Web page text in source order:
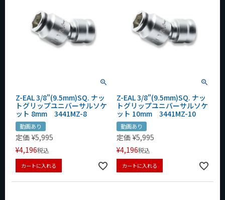
Z-EAL 3/8"(9.5mm)SQ. ナッ
トグリップユニバーサルソケ
ット 8mm 3441MZ-8
動画あり
定価 ¥5,995
¥4,196税込
カートに入れる
Z-EAL 3/8"(9.5mm)SQ. ナッ
トグリップユニバーサルソケ
ット 10mm 3441MZ-10
動画あり
定価 ¥5,995
¥4,196税込
カートに入れる